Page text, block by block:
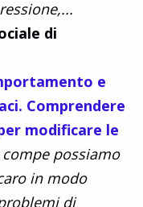
di
e
Comprendere
modificare le
possiamo
in modo
di